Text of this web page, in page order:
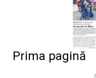
Prima pagină